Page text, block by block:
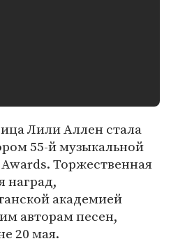
Лили Аллен стала
55-й музыкальной
Торжественная
наград,
академией
авторам песен,
20 мая.